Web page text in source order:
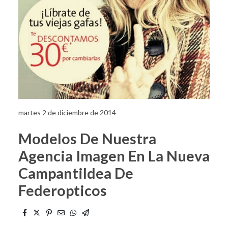
martes 2 de diciembre de 2014
Modelos De Nuestra
Agencia Imagen En La Nueva
Campantildea De
Federopticos